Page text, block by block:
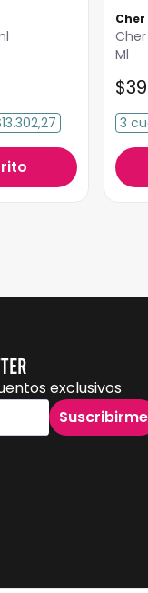
Cher
Cher
Ml
$39
3
exclusivos
Suscribirme